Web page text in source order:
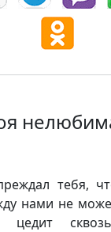
тебя,
нами не
цедит